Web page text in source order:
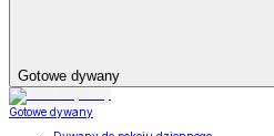
Gotowe dywany
Gotowe dywany